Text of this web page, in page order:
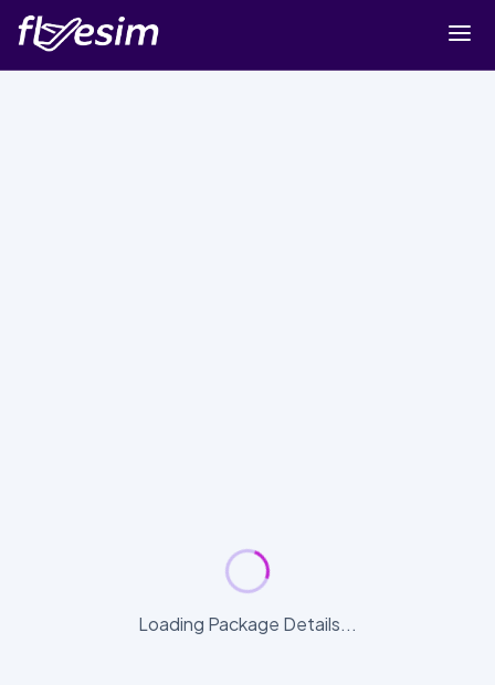
Loading Package Details...